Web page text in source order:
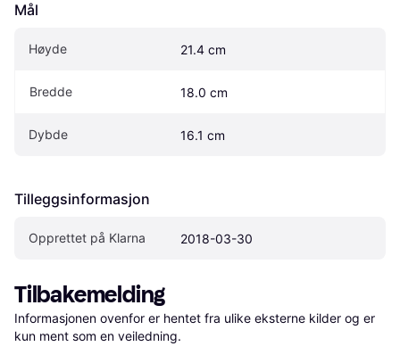
Mål
Høyde 21.4 cm
Bredde 18.0 cm
Dybde 16.1 cm
Tilleggsinformasjon
Opprettet på Klarna 2018-03-30
Tilbakemelding
Informasjonen ovenfor er hentet fra ulike eksterne kilder og er
kun ment som en veiledning.